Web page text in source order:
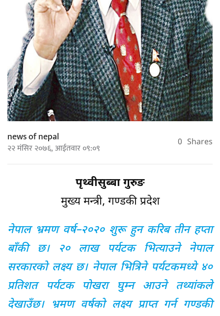
news of nepal
२२ मंसिर २०७६, आईतवार ०९:०९ 0 Shares
पृथ्वीसुब्बा गुरुङ
मुख्य मन्त्री, गण्डकी प्रदेश
नेपाल भ्रमण वर्ष–२०२० शुरू हुन करिब तीन हप्ता
बाँकी छ। २० लाख पर्यटक भित्याउने नेपाल
सरकारको लक्ष्य छ। नेपाल भित्रिने पर्यटकमध्ये ४०
प्रतिशत पर्यटक पोखरा घुम्न आउने तथ्यांकले
देखाउँछ। भ्रमण वर्षको लक्ष्य प्राप्त गर्न गण्डकी